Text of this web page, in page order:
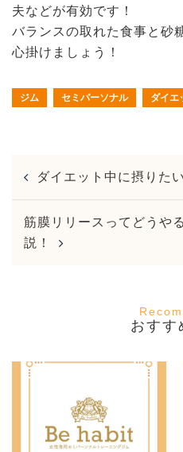
夫などが有効です！
バランスの取れた食事と砂
心掛けましょう！
ジム セミパーソナル ダイエ
navigation
ダイエット中に摂りた
筋膜リリースってどうや
説！
おすす